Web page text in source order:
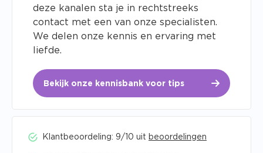
deze kanalen sta je in rechtstreeks
contact met een van onze specialisten.
We delen onze kennis en ervaring met
liefde.
Bekijk onze kennisbank voor tips
Klantbeoordeling: 9/10 uit beoordelingen